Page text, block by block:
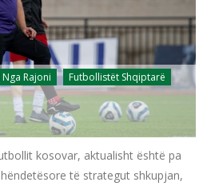
Rajoni
Futbollistët Shqiptarë
kosovar, aktualisht është pa
të strategut shkupjan,